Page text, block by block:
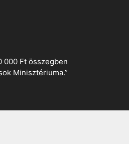
000 Ft összegben
Minisztériuma.”